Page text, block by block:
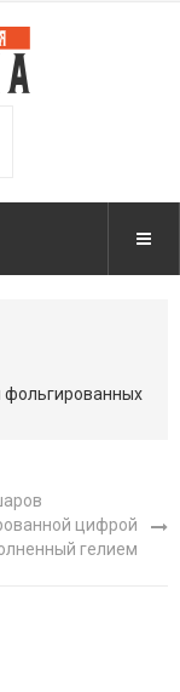
фольгированных
цифрой
гелием